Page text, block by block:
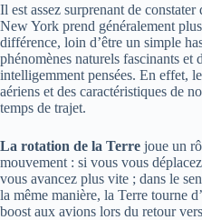
Il est assez surprenant de
New York prend généralement
différence, loin d’être un simple
phénomènes naturels fascinants et
intelligemment pensées. En effet,
aériens et des caractéristiques de
temps de trajet.
La rotation de la Terre joue un
mouvement : si vous vous
vous avancez plus vite ; dans le
la même manière, la Terre tourne
boost aux avions lors du retour